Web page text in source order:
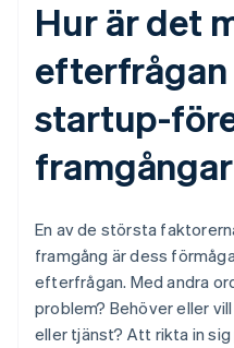
Hur är det
efterfrågan
startup-
En av de största
framgång är dess
efterfrågan. Med andra
problem? Behöver eller
eller tjänst? Att rikta in